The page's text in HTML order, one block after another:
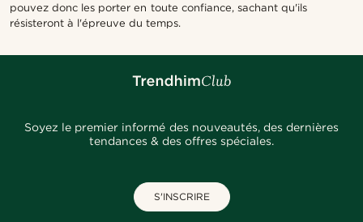
pouvez donc les porter en toute confiance, sachant qu'ils
résisteront à l'épreuve du temps.
Soyez le premier informé des nouveautés, des dernières
tendances & des offres spéciales.
S'INSCRIRE